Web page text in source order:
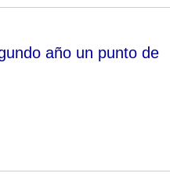
año un punto de